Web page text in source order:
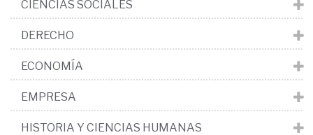
CIENCIAS SOCIALES
DERECHO
ECONOMÍA
EMPRESA
HISTORIA Y CIENCIAS HUMANAS